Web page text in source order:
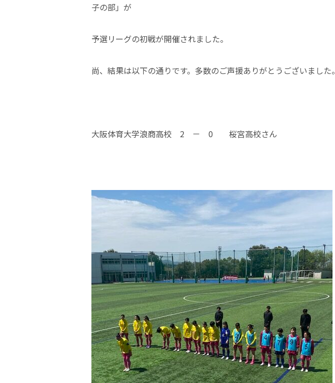
子の部」が
予選リーグの初戦が開催されました。
尚、結果は以下の通りです。多数のご声援ありがとうございました。
大阪体育大学浪商高校 2 － 0 桜宮高校さん